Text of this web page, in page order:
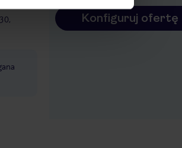
Konfiguruj ofertę